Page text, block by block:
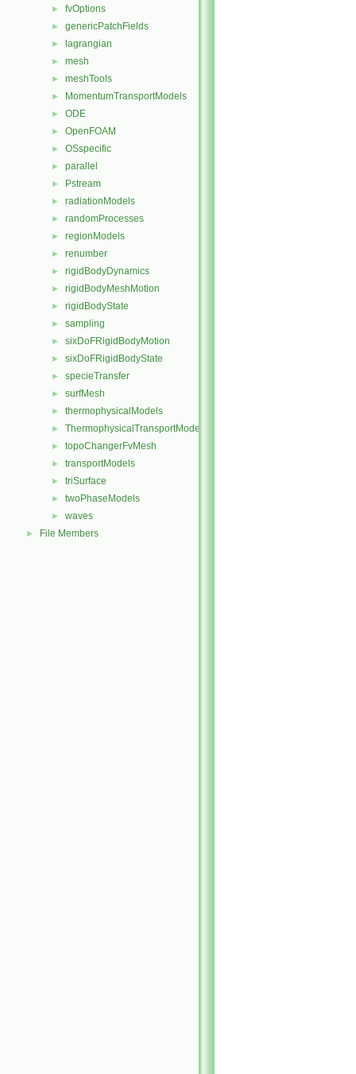
► fvOptions
► genericPatchFields
► lagrangian
► mesh
► meshTools
► MomentumTransportModels
► ODE
► OpenFOAM
► OSspecific
► parallel
► Pstream
► radiationModels
► randomProcesses
► regionModels
► renumber
► rigidBodyDynamics
► rigidBodyMeshMotion
► rigidBodyState
► sampling
► sixDoFRigidBodyMotion
► sixDoFRigidBodyState
► specieTransfer
► surfMesh
► thermophysicalModels
► ThermophysicalTransportModels
► topoChangerFvMesh
► transportModels
► triSurface
► twoPhaseModels
► waves
► File Members